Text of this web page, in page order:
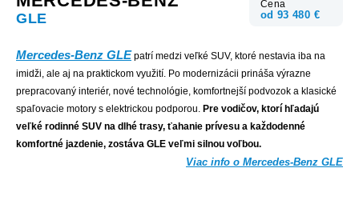
GLE
Cena
od 93 480 €
Mercedes-Benz GLE patrí medzi veľké SUV, ktoré nestavia iba na
imidži, ale aj na praktickom využití. Po modernizácii prináša výrazne
prepracovaný interiér, nové technológie, komfortnejší podvozok a klasické
spaľovacie motory s elektrickou podporou. Pre vodičov, ktorí hľadajú
veľké rodinné SUV na dlhé trasy, ťahanie prívesu a každodenné
komfortné jazdenie, zostáva GLE veľmi silnou voľbou.
Viac info o Mercedes-Benz GLE